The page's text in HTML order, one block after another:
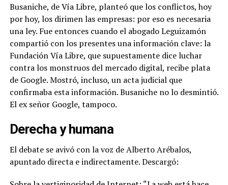
Busaniche, de Vía Libre, planteó que los conflictos, hoy
por hoy, los dirimen las empresas: por eso es necesaria
una ley. Fue entonces cuando el abogado Leguizamón
compartió con los presentes una información clave: la
Fundación Vía Libre, que supuestamente dice luchar
contra los monstruos del mercado digital, recibe plata
de Google. Mostró, incluso, un acta judicial que
confirmaba esta información. Busaniche no lo desmintió.
El ex señor Google, tampoco.
Derecha y humana
El debate se avivó con la voz de Alberto Arébalos,
apuntado directa e indirectamente. Descargó: